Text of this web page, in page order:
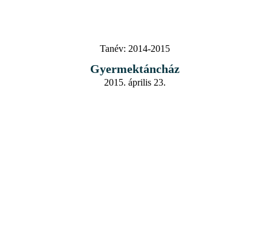
Tanév: 2014-2015
Gyermektáncház
2015. április 23.